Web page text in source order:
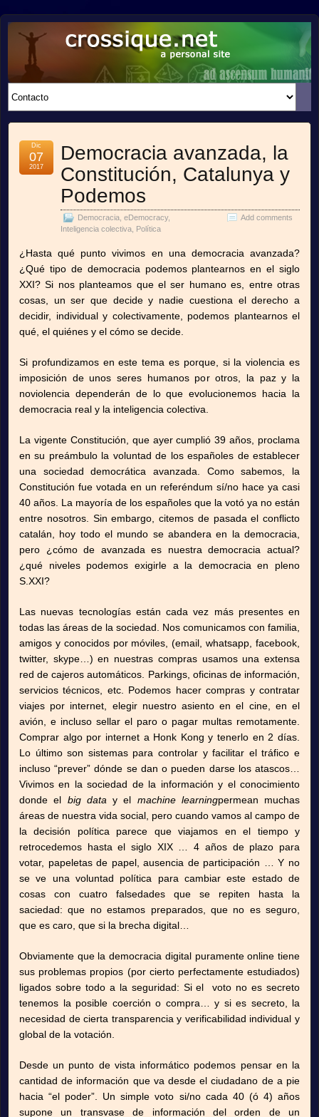
crossique.net
A PERSONAL SITE
Democracia avanzada, la
Constitución, Catalunya y
Podemos
Democracia eDemocracy,
Inteligencia colectiva Política
Add comments
Dic
07
2017
¿Hasta qué punto vivimos en una democracia avanzada?
¿Qué tipo de democracia podemos plantearnos en el siglo
XXI? Si nos planteamos que el ser humano es, entre otras
cosas, un ser que decide y nadie cuestiona el derecho a
decidir, individual y colectivamente, podemos plantearnos el
qué, el quiénes y el cómo se decide.
Si profundizamos en este tema es porque, si la violencia es
imposición de unos seres humanos por otros, la paz y la
noviolencia dependerán de lo que evolucionemos hacia la
democracia real y la inteligencia colectiva.
La vigente Constitución, que ayer cumplió 39 años, proclama
en su preámbulo la voluntad de los españoles de establecer
una sociedad democrática avanzada. Como sabemos, la
Constitución fue votada en un referéndum sí/no hace ya casi
40 años. La mayoría de los españoles que la votó ya no están
entre nosotros. Sin embargo, citemos de pasada el conflicto
catalán, hoy todo el mundo se abandera en la democracia,
pero ¿cómo de avanzada es nuestra democracia actual?
¿qué niveles podemos exigirle a la democracia en pleno
S.XXI?
Las nuevas tecnologías están cada vez más presentes en
todas las áreas de la sociedad. Nos comunicamos con familia,
amigos y conocidos por móviles, (email, whatsapp, facebook,
twitter, skype…) en nuestras compras usamos una extensa
red de cajeros automáticos. Parkings, oficinas de información,
servicios técnicos, etc. Podemos hacer compras y contratar
viajes por internet, elegir nuestro asiento en el cine, en el
avión, e incluso sellar el paro o pagar multas remotamente.
Comprar algo por internet a Honk Kong y tenerlo en 2 días.
Lo último son sistemas para controlar y facilitar el tráfico e
incluso “prever” dónde se dan o pueden darse los atascos…
Vivimos en la sociedad de la información y el conocimiento
donde el big data y el machine learningpermean muchas
áreas de nuestra vida social, pero cuando vamos al campo de
la decisión política parece que viajamos en el tiempo y
retrocedemos hasta el siglo XIX … 4 años de plazo para
votar, papeletas de papel, ausencia de participación … Y no
se ve una voluntad política para cambiar este estado de
cosas con cuatro falsedades que se repiten hasta la
saciedad: que no estamos preparados, que no es seguro,
que es caro, que si la brecha digital…
Obviamente que la democracia digital puramente online tiene
sus problemas propios (por cierto perfectamente estudiados)
ligados sobre todo a la seguridad: Si el voto no es secreto
tenemos la posible coerción o compra… y si es secreto, la
necesidad de cierta transparencia y verificabilidad individual y
global de la votación.
Desde un punto de vista informático podemos pensar en la
cantidad de información que va desde el ciudadano de a pie
hacia “el poder”. Un simple voto si/no cada 40 (ó 4) años
supone un transvase de información del orden de un